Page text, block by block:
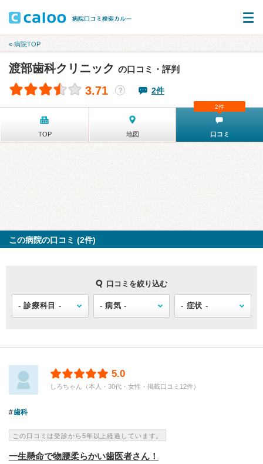
« 病院TOP
渡部歯科クリニック の口コミ・評判
3.71 ？ 2件
TOP 地図 口コミ
2件
この病院の口コミ (2件)
口コミを絞り込む
5.0
しろちゃん（本人・30代・女性・掲載口コミ12件）
歯科
この口コミは受診から5年以上経過しています。
一生懸命で物腰柔らかい歯医者さん！